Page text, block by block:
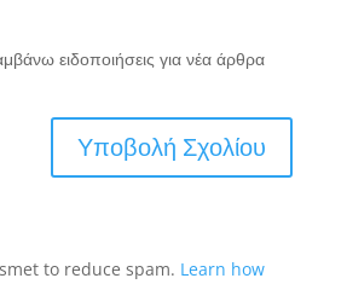
ειδοποιήσεις για νέα άρθρα
to reduce spam. Learn how